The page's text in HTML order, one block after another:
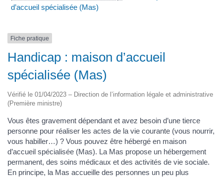
d’accueil spécialisée (Mas)
Fiche pratique
Handicap : maison d’accueil
spécialisée (Mas)
Vérifié le 01/04/2023 – Direction de l’information légale et administrative
(Première ministre)
Vous êtes gravement dépendant et avez besoin d’une tierce
personne pour réaliser les actes de la vie courante (vous nourrir,
vous habiller…) ? Vous pouvez être hébergé en maison
d’accueil spécialisée (Mas). La Mas propose un hébergement
permanent, des soins médicaux et des activités de vie sociale.
En principe, la Mas accueille des personnes un peu plus